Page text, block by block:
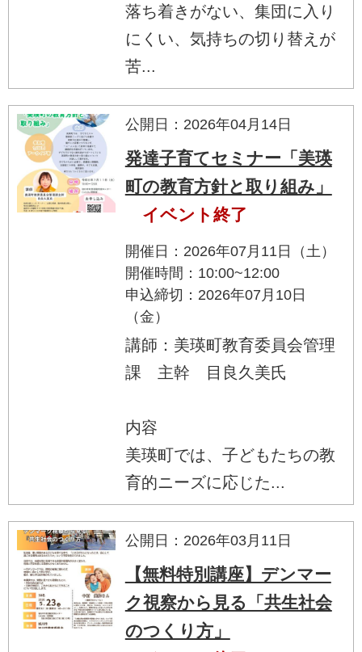
落ち着きがない、集団に入り
にくい、気持ちの切り替えが
苦...
公開日：2026年04月14日
発達子育てセミナー「美瑛
町の教育方針と取り組み」
イベント終了
開催日：2026年07月11日（土）
開催時間：10:00~12:00
申込締切：2026年07月10日
（金）
講師：美瑛町教育委員会管理
課 主幹 目良久美氏
内容
美瑛町では、子どもたちの教
育的ニーズに応じた...
公開日：2026年03月11日
【無料特別講座】デンマー
ク視察から見る「共生社会
のつくり方」